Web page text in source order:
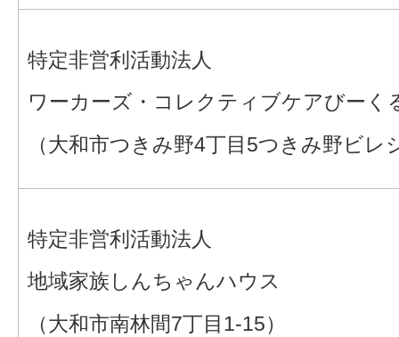
特定非営利活動法人
ワーカーズ・コレクティブケアびーく
（大和市つきみ野4丁目5つきみ野ビレ
特定非営利活動法人
地域家族しんちゃんハウス
（大和市南林間7丁目1-15）